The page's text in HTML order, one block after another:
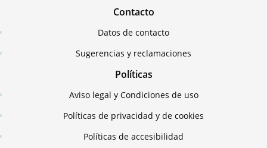
Contacto
Datos de contacto
Sugerencias y reclamaciones
Políticas
Aviso legal y Condiciones de uso
Políticas de privacidad y de cookies
Políticas de accesibilidad